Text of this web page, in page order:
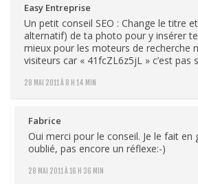
Easy Entreprise
28 MAI 2011 À 8 H 14 MIN
Un petit conseil SEO : Change le titre
alternatif) de ta photo pour y insérer
mieux pour les moteurs de recherche
visiteurs car « 41fcZL6z5jL » c’est pas
Fabrice
28 MAI 2011 À 16 H 36 MIN
Oui merci pour le conseil. Je le fait en
oublié, pas encore un réflexe:-)